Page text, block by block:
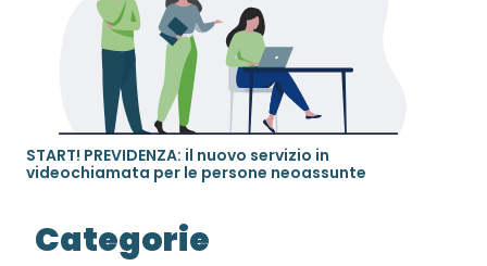
START! PREVIDENZA: il nuovo servizio in
videochiamata per le persone neoassunte
Categorie